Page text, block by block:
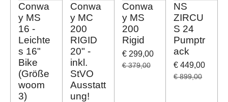
Conwa
y MS
16 -
Leichte
s 16"
Bike
(Größe
woom
3)
Conwa
y MC
200
RIGID
20" -
inkl.
StVO
Ausstatt
ung!
Conwa
y MS
200
Rigid
€ 299,00
€ 379,00
NS
ZIRCU
S 24
Pumptr
ack
€ 449,00
€ 899,00